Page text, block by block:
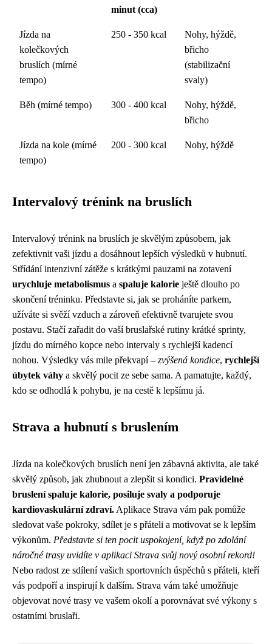
minut (cca)
Jízda na
kolečkových
bruslích (mírné
tempo)
250 - 350 kcal
Nohy, hýždě,
břicho
(stabilizační
svaly)
Běh (mírné tempo) 300 - 400 kcal
Nohy, hýždě,
břicho
Jízda na kole (mírné
tempo)
200 - 300 kcal Nohy, hýždě
Intervalový trénink na bruslích
Intervalový trénink na bruslích je skvělým způsobem, jak
zefektivnit vaši jízdu a dosáhnout lepších výsledků v hubnutí.
Střídání intenzivní zátěže s krátkými pauzami na zotavení
urychluje metabolismus a spaluje kalorie ještě dlouho po
skončení tréninku. Představte si, jak se proháníte parkem,
užíváte si svěží vzduch a zároveň efektivně tvarujete svou
postavu. Stačí zařadit do vaší bruslařské rutiny krátké sprinty,
jízdu do mírného kopce nebo intervaly s rychlejší kadencí
nohou. Výsledky vás mile překvapí – zvýšená kondice, rychlejší
úbytek váhy a skvělý pocit ze sebe sama. A pamatujte, každý,
kdo se odhodlá k pohybu, je na cestě k lepšímu já.
Strava a hubnutí s bruslením
Jízda na kolečkových bruslích není jen zábavná aktivita, ale také
skvělý způsob, jak zhubnout a zlepšit si kondici. Pravidelné
bruslení spaluje kalorie, posiluje svaly a podporuje
kardiovaskulární zdraví. Aplikace Strava vám pak pomůže
sledovat vaše pokroky, sdílet je s přáteli a motivovat se k lepším
výkonům. Představte si ten pocit uspokojení, když po zdolání
náročné trasy uvidíte v aplikaci Strava svůj nový osobní rekord!
Nebo radost ze sdílení vašich sportovních úspěchů s přáteli, kteří
vás podpoří a inspirují k dalším. Strava vám také umožňuje
objevovat nové trasy ve vašem okolí a porovnávat své výkony s
ostatními bruslaři.